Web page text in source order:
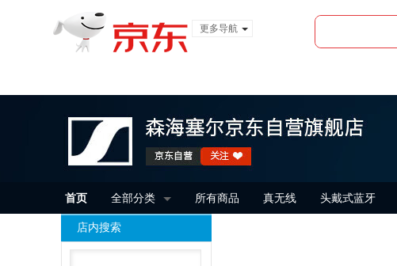
更多导航
首页 全部分类 所有商品 真无线 头戴式蓝牙
店内搜索